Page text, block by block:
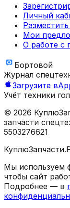
Личный
Мои
О работе с
Бортовой
Журнал
Загрузите в
Учёт техники
© 2026
запчасти
5503276621
Мы используем
чтобы сайт
Подробнее — в